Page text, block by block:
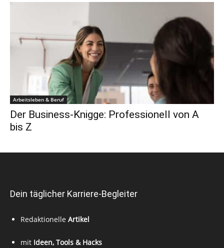
Arbeitsleben & Beruf
Der Business-Knigge: Professionell von A
bis Z
Dein täglicher Karriere-Begleiter
Redaktionelle Artikel
mit Ideen, Tools & Hacks